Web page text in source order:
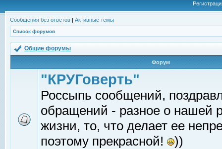
Сообщения без ответов | Активные темы
Список форумов
Общие форумы
Форум
"КРУГоверть"
Россыпь сообщений,
обращений - разное о нашей
жизни, то, что делает ее
поэтому прекрасной!
))